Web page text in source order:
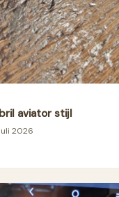
aviator stijl
2026